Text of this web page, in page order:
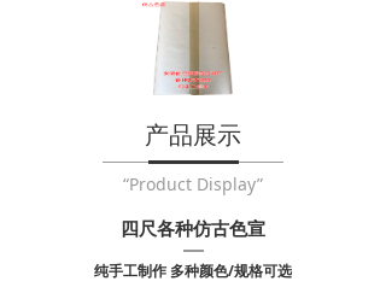
产品展示
“Product Display”
四尺各种仿古色宣
纯手工制作 多种颜色/规格可选